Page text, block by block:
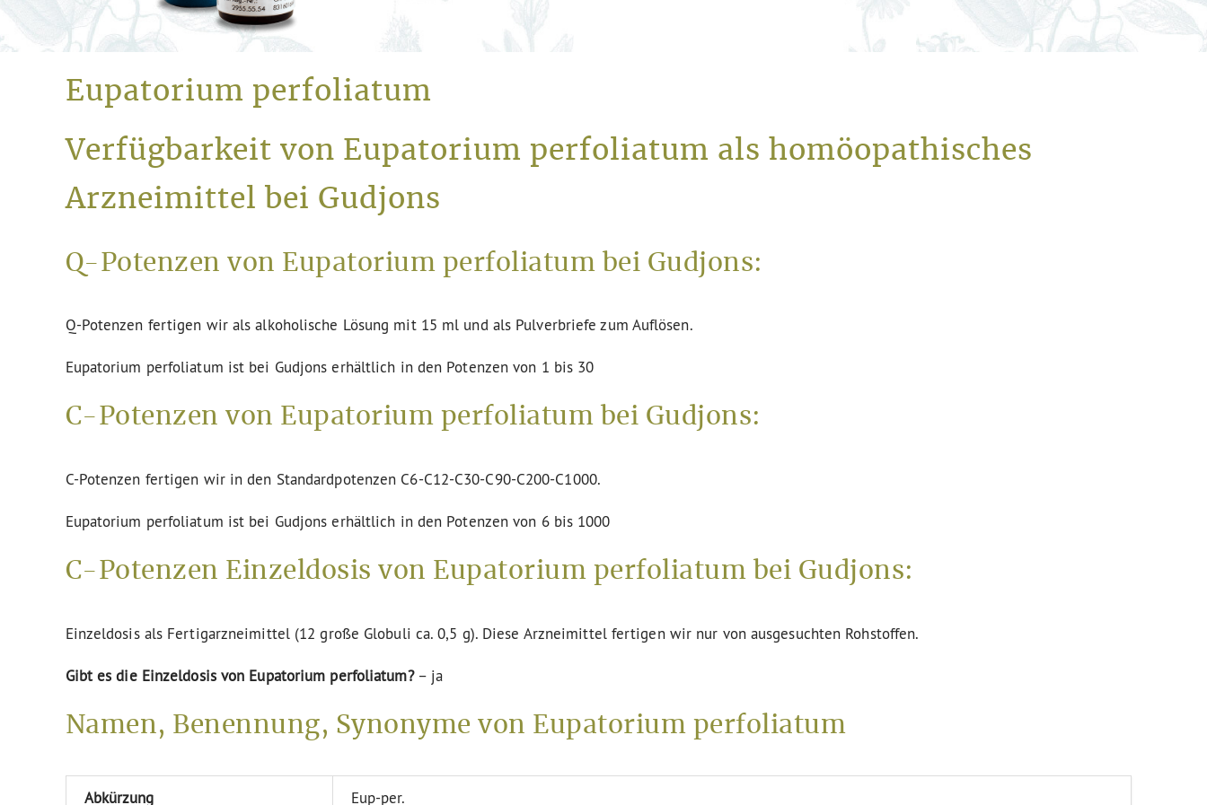
Eupatorium perfoliatum
Verfügbarkeit von Eupatorium perfoliatum als homöopathisches
Arzneimittel bei Gudjons
Q-Potenzen von Eupatorium perfoliatum bei Gudjons:
Q-Potenzen fertigen wir als alkoholische Lösung mit 15 ml und als Pulverbriefe zum Auflösen.
Eupatorium perfoliatum ist bei Gudjons erhältlich in den Potenzen von 1 bis 30
C-Potenzen von Eupatorium perfoliatum bei Gudjons:
C-Potenzen fertigen wir in den Standardpotenzen C6-C12-C30-C90-C200-C1000.
Eupatorium perfoliatum ist bei Gudjons erhältlich in den Potenzen von 6 bis 1000
C-Potenzen Einzeldosis von Eupatorium perfoliatum bei Gudjons:
Einzeldosis als Fertigarzneimittel (12 große Globuli ca. 0,5 g). Diese Arzneimittel fertigen wir nur von ausgesuchten Rohstoffen.
Gibt es die Einzeldosis von Eupatorium perfoliatum?– ja
Namen, Benennung, Synonyme von Eupatorium perfoliatum
Abkürzung Eup-per.